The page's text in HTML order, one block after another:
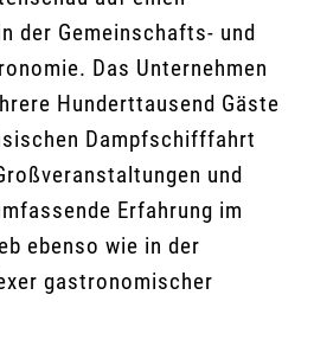
der Gemeinschafts- und
Das Unternehmen
Hunderttausend Gäste
Dampfschifffahrt
und
Erfahrung im
ebenso wie in der
gastronomischer